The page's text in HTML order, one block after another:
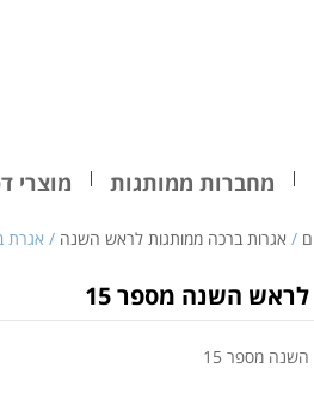
מחברות ממותגות מוצרי
/ אגרות ברכה ממותגות לראש השנה / אגרת
השנה מספר 15
מספר 15